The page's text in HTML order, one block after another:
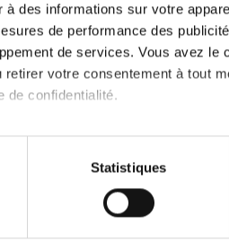
des informations sur votre
de performance des
de services. Vous avez le
votre consentement à tout
de confidentialité.
qui peuvent être
et définir vos
Statistiques
contre